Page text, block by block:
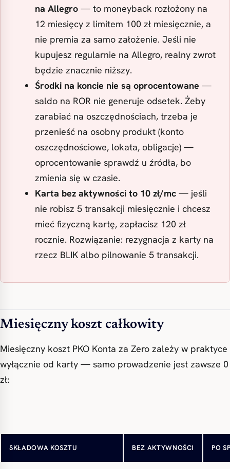
na Allegro — to moneyback rozłożony na
12 miesięcy z limitem 100 zł miesięcznie, a
nie premia za samo założenie. Jeśli nie
kupujesz regularnie na Allegro, realny zwrot
będzie znacznie niższy.
Środki na koncie nie są oprocentowane —
saldo na ROR nie generuje odsetek. Żeby
zarabiać na oszczędnościach, trzeba je
przenieść na osobny produkt (konto
oszczędnościowe, lokata, obligacje) —
oprocentowanie sprawdź u źródła, bo
zmienia się w czasie.
Karta bez aktywności to 10 zł/mc — jeśli
nie robisz 5 transakcji miesięcznie i chcesz
mieć fizyczną kartę, zapłacisz 120 zł
rocznie. Rozwiązanie: rezygnacja z karty na
rzecz BLIK albo pilnowanie 5 transakcji.
Miesięczny koszt całkowity
Miesięczny koszt PKO Konta za Zero zależy w praktyce
wyłącznie od karty — samo prowadzenie jest zawsze 0
zł:
SKŁADOWA KOSZTU BEZ AKTYWNOŚCI PO
Opłata za prowadzenie 0 zł 0 zł